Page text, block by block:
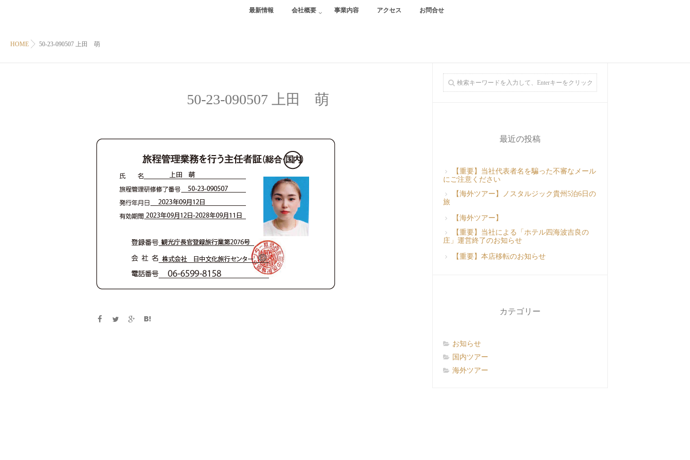
最新情報 会社概要 事業内容 アクセス お問合せ
HOME 50-23-090507 上田 萌
50-23-090507 上田 萌
最近の投稿
【重要】当社代表者名を騙った不審なメール
にご注意ください
【海外ツアー】ノスタルジック貴州5泊6日の
旅
【海外ツアー】
【重要】当社による「ホテル四海波吉良の
庄」運営終了のお知らせ
【重要】本店移転のお知らせ
カテゴリー
お知らせ
国内ツアー
海外ツアー